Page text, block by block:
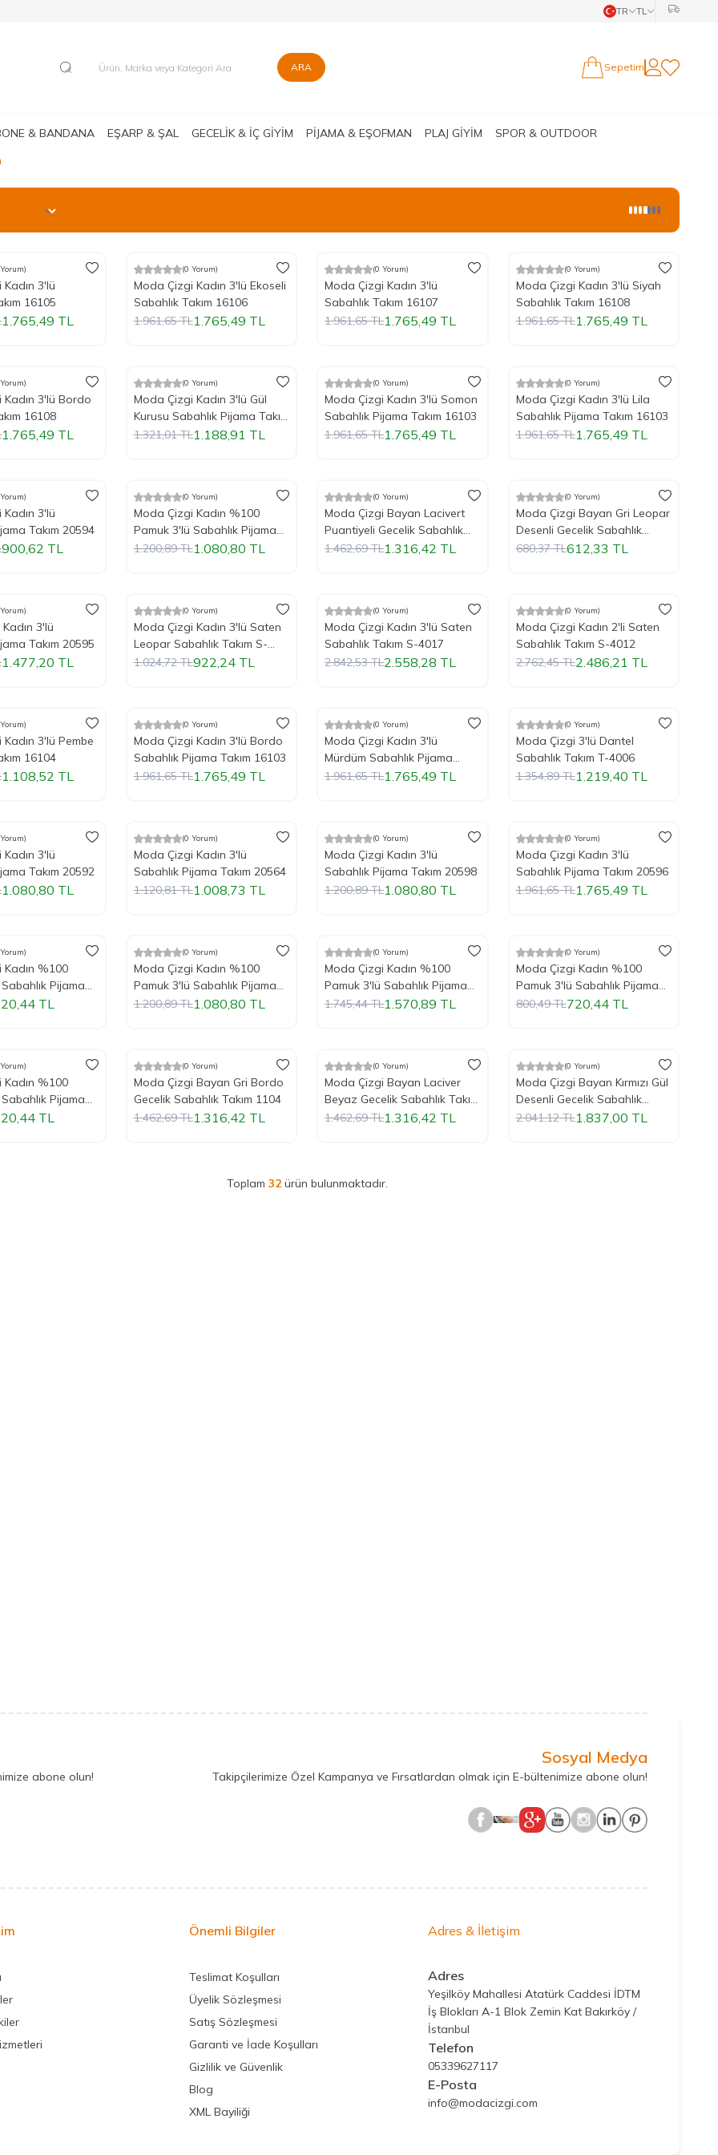
TR TL
ARA SepetimHesabım
Favorilerim
& BANDANA EŞARP & ŞAL GECELİK & İÇ GİYİM PİJAMA & EŞOFMAN PLAJ GİYİM
SPOR & OUTDOOR
3'lü
16105
1.765,49 TL
%10İndirim
Yeni (0 Yorum)
Moda Çizgi Kadın 3'lü Ekoseli
Sabahlık Takım 16106
1.961,65TL1.765,49 TL
%10İndirim
Yeni (0 Yorum)
Moda Çizgi Kadın 3'lü
Sabahlık Takım 16107
1.961,65TL1.765,49 TL
%10İndirim
Yeni (0 Yorum)
Moda Çizgi Kadın 3'lü Siyah
Sabahlık Takım 16108
1.961,65TL1.765,49 TL
3'lü Bordo
16108
1.765,49 TL
%10İndirim
Yeni (0 Yorum)
Moda Çizgi Kadın 3'lü Gül
Kurusu Sabahlık Pijama Takım
16103
1.321,01TL1.188,91 TL
%10İndirim
Yeni (0 Yorum)
Moda Çizgi Kadın 3'lü Somon
Sabahlık Pijama Takım 16103
1.961,65TL1.765,49 TL
%10İndirim
Yeni (0 Yorum)
Moda Çizgi Kadın 3'lü Lila
Sabahlık Pijama Takım 16103
1.961,65TL1.765,49 TL
3'lü
Takım 20594
900,62 TL
%10İndirim
Yeni (0 Yorum)
Moda Çizgi Kadın %100
Pamuk 3'lü Sabahlık Pijama
Takım 16103
1.200,89TL1.080,80 TL
%10İndirim
Yeni (0 Yorum)
Moda Çizgi Bayan Lacivert
Puantiyeli Gecelik Sabahlık
Takım 1212
1.462,69TL1.316,42 TL
%10İndirim
Yeni (0 Yorum)
Moda Çizgi Bayan Gri Leopar
Desenli Gecelik Sabahlık
Takım 1107
680,37TL612,33 TL
3'lü
Takım 20595
1.477,20 TL
%10İndirim
Yeni (0 Yorum)
Moda Çizgi Kadın 3'lü Saten
Leopar Sabahlık Takım S-
4011
1.024,72TL922,24TL
%10İndirim
Yeni (0 Yorum)
Moda Çizgi Kadın 3'lü Saten
Sabahlık Takım S-4017
2.842,53TL2.558,28 TL
%10İndirim
Yeni (0 Yorum)
Moda Çizgi Kadın 2'li Saten
Sabahlık Takım S-4012
2.762,45TL2.486,21 TL
3'lü Pembe
16104
1.108,52 TL
%10İndirim
Yeni (0 Yorum)
Moda Çizgi Kadın 3'lü Bordo
Sabahlık Pijama Takım 16103
1.961,65TL1.765,49 TL
%10İndirim
Yeni (0 Yorum)
Moda Çizgi Kadın 3'lü
Mürdüm Sabahlık Pijama
Takım 16103
1.961,65TL1.765,49 TL
%10İndirim
Yeni (0 Yorum)
Moda Çizgi 3'lü Dantel
Sabahlık Takım T-4006
1.354,89TL1.219,40 TL
3'lü
Takım 20592
1.080,80 TL
%10İndirim
Yeni (0 Yorum)
Moda Çizgi Kadın 3'lü
Sabahlık Pijama Takım 20564
1.120,81TL1.008,73 TL
%10İndirim
Yeni (0 Yorum)
Moda Çizgi Kadın 3'lü
Sabahlık Pijama Takım 20598
1.200,89TL1.080,80 TL
%10İndirim
Yeni (0 Yorum)
Moda Çizgi Kadın 3'lü
Sabahlık Pijama Takım 20596
1.961,65TL1.765,49 TL
%100
Pijama
TL
%10İndirim
Yeni (0 Yorum)
Moda Çizgi Kadın %100
Pamuk 3'lü Sabahlık Pijama
Takım 16102
1.200,89TL1.080,80 TL
%10İndirim
Yeni (0 Yorum)
Moda Çizgi Kadın %100
Pamuk 3'lü Sabahlık Pijama
Takım 1117
1.745,44TL1.570,89 TL
%10İndirim
Yeni (0 Yorum)
Moda Çizgi Kadın %100
Pamuk 3'lü Sabahlık Pijama
Takım 1119
800,49TL720,44TL
%100
Pijama
TL
%10İndirim
Yeni (0 Yorum)
Moda Çizgi Bayan Gri Bordo
Gecelik Sabahlık Takım 1104
1.462,69TL1.316,42 TL
%10İndirim
Yeni (0 Yorum)
Moda Çizgi Bayan Laciver
Beyaz Gecelik Sabahlık Takım
1109A
1.462,69TL1.316,42 TL
%10İndirim
Yeni (0 Yorum)
Moda Çizgi Bayan Kırmızı Gül
Desenli Gecelik Sabahlık
Takım 1103
2.041,12TL1.837,00 TL
Toplam 32ürün bulunmaktadır.
abone olun!
Sosyal Medya
Takipçilerimize Özel Kampanya ve Fırsatlardan olmak için E-bültenimize abone olun!
Adres & İletişim
Adres
Yeşilköy Mahallesi Atatürk Caddesi İDTM
İş Blokları A-1 Blok Zemin Kat Bakırköy /
İstanbul
Telefon
05339627117
E-Posta
info@modacizgi.com
Önemli Bilgiler
Teslimat Koşulları
Üyelik Sözleşmesi
Satış Sözleşmesi
Garanti ve İade Koşulları
Gizlilik ve Güvenlik
Blog
XML Bayiliği